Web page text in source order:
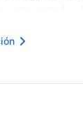
abierto las